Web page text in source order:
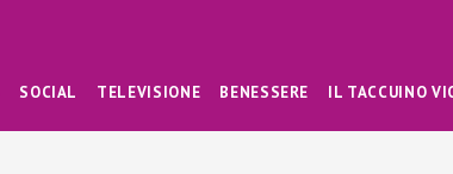
SOCIAL TELEVISIONE BENESSERE IL TACCUINO